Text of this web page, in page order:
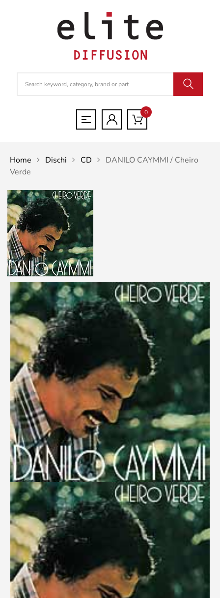
0
Home Dischi CD
DANILO CAYMMI / Cheiro
Verde